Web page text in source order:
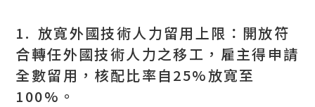
1. 放寬外國技術人力留用上限：開放符
合轉任外國技術人力之移工，雇主得申請
全數留用，核配比率自25%放寬至
100%。